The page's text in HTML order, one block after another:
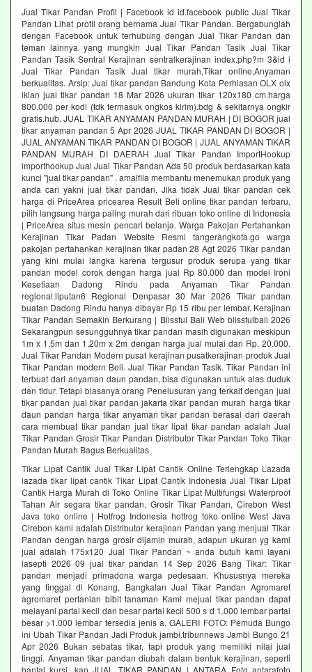
Jual Tikar Pandan Profil | Facebook id id.facebook public Jual Tikar
Pandan Lihat profil orang bernama Jual Tikar Pandan. Bergabunglah
dengan Facebook untuk terhubung dengan Jual Tikar Pandan dan
teman lainnya yang mungkin Jual Tikar Pandan Tasik Jual Tikar
Pandan Tasik Sentral Kerajinan sentralkerajinan index.php?m 3&id i
Jual Tikar Pandan Tasik Jual tikar murah,Tikar online,Anyaman
berkualitas. Arsip: Jual tikar pandan Bandung Kota Perhiasan OLX olx
iklan jual tikar pandan 18 Mar 2026 ukuran tikar 120x180 cm.harga
800.000 per kodi (tdk termasuk ongkos kirim).bdg & sekitarnya ongkir
gratis.hub. JUAL TIKAR ANYAMAN PANDAN MURAH | DI BOGOR jual
tikar anyaman pandan 5 Apr 2026 JUAL TIKAR PANDAN DI BOGOR |
JUAL ANYAMAN TIKAR PANDAN DI BOGOR | JUAL ANYAMAN TIKAR
PANDAN MURAH DI DAERAH Jual Tikar Pandan ImportHookup
importhookup Jual Jual Tikar Pandan Ada 50 produk berdasarkan kata
kunci "jual tikar pandan" . amalfila membantu menemukan produk yang
anda cari yakni jual tikar pandan. Jika tidak Jual tikar pandan cek
harga di PriceArea pricearea Result Beli online tikar pandan terbaru,
pilih langsung harga paling murah dari ribuan toko online di Indonesia
| PriceArea situs mesin pencari belanja. Warga Pakojan Pertahankan
Kerajinan Tikar Padan Website Resmi tangerangkota.go warga
pakojan pertahankan kerajinan tikar padan 28 Agt 2026 Tikar pandan
yang kini mulai langka karena tergusur produk serupa yang tikar
pandan model corok dengan harga jual Rp 80.000 dan model Ironi
Kesetiaan Dadong Rindu pada Anyaman Tikar Pandan
regional.liputan6 Regional Denpasar 30 Mar 2026 Tikar pandan
buatan Dadong Rindu hanya dibayar Rp 15 ribu per lembar. Kerajinan
Tikar Pandan Semakin Berkurang | Blissful Bali Web blissfulbali 2026
Sekarangpun sesungguhnya tikar pandan masih digunakan meskipun
1m x 1,5m dan 1,20m x 2m dengan harga jual mulai dari Rp. 20.000.
Jual Tikar Pandan Modern pusat kerajinan pusatkerajinan produk Jual
Tikar Pandan modern Beli. Jual Tikar Pandan Tasik. Tikar Pandan ini
terbuat dari anyaman daun pandan, bisa digunakan untuk alas duduk
dan tidur. Tetapi biasanya orang Penelusuran yang terkait dengan jual
tikar pandan jual tikar pandan jakarta tikar pandan murah harga tikar
daun pandan harga tikar anyaman tikar pandan berasal dari daerah
cara membuat tikar pandan jual tikar lipat tikar pandan adalah Jual
Tikar Pandan Grosir Tikar Pandan Distributor Tikar Pandan Toko Tikar
Pandan Murah Bagus Berkualitas
Tikar Lipat Cantik Jual Tikar Lipat Cantik Online Terlengkap Lazada
lazada tikar lipat cantik Tikar Lipat Cantik Indonesia Jual Tikar Lipat
Cantik Harga Murah di Toko Online Tikar Lipat Multifungsi Waterproof
Tahan Air segara tikar pandan. Grosir Tikar Pandan, Cirebon West
Java toko online | Hotfrog Indonesia hotfrog toko online West Java
Cirebon kami adalah Distributor kerajinan Pandan yang menjual Tikar
Pandan dengan harga grosir dijamin murah, adapun ukuran yg kami
jual adalah 175x120 Jual Tikar Pandan ~ anda butuh kami layani
lasepti 2026 09 jual tikar pandan 14 Sep 2026 Bang Tikar: Tikar
pandan menjadi primadona warga pedesaan. Khususnya mereka
yang tinggal di Konang, Bangkalan Jual Tikar Pandan Agromaret
agromaret pertanian bibit tanaman Kami mejual tikar pandan dapat
melayani partai kecil dan besar partai kecil 500 s d 1.000 lembar partai
besar >1.000 lembar tersedia jenis a. GALERI FOTO: Pemuda Bungo
ini Ubah Tikar Pandan Jadi Produk jambi.tribunnews Jambi Bungo 21
Apr 2026 Bukan sebatas tikar, tapi produk yang memiliki nilai jual
tinggi. Anyaman tikar pandan diubah dalam bentuk kerajinan, seperti